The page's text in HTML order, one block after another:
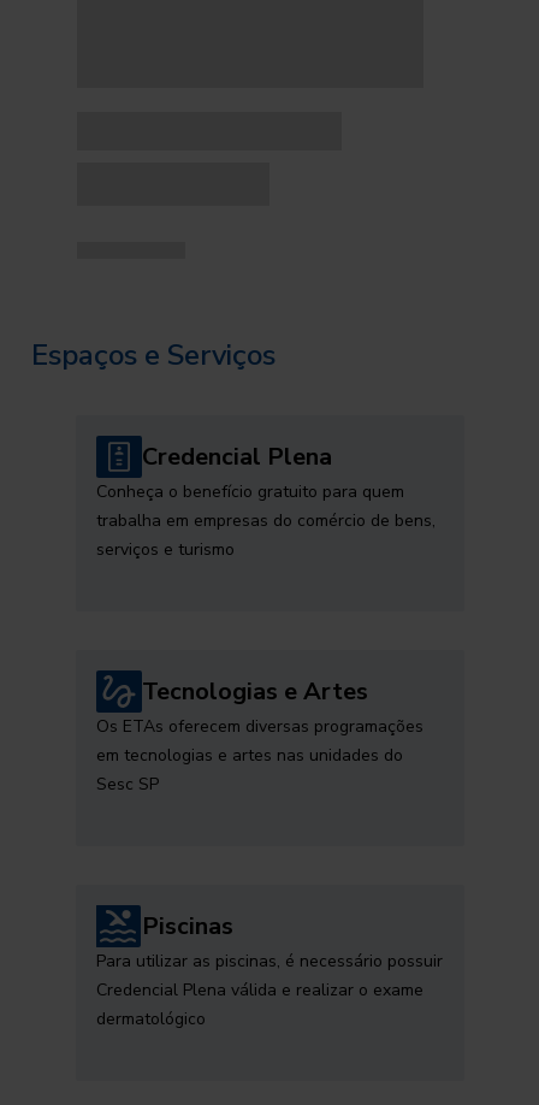
Espaços e Serviços
Credencial Plena
Conheça o benefício gratuito para quem
trabalha em empresas do comércio de bens,
serviços e turismo
Tecnologias e Artes
Os ETAs oferecem diversas programações
em tecnologias e artes nas unidades do
Sesc SP
Piscinas
Para utilizar as piscinas, é necessário possuir
Credencial Plena válida e realizar o exame
dermatológico